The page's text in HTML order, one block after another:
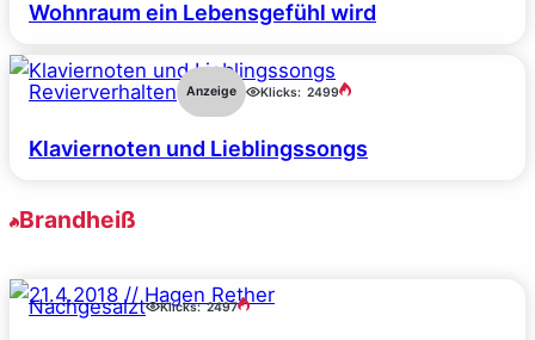
Wohnraum ein Lebensgefühl wird
Revierverhalten Anzeige Klicks: 2499
Klaviernoten und Lieblingssongs
Brandheiß
Nachgesalzt Klicks: 2497